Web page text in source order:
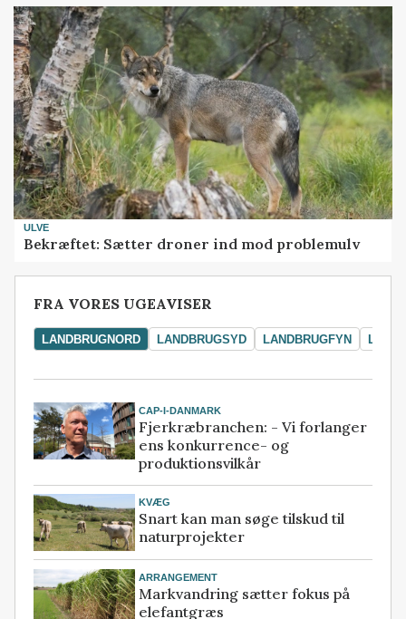
ULVE
Bekræftet: Sætter droner ind mod problemulv
FRA VORES UGEAVISER
LANDBRUGNORD LANDBRUGSYD LANDBRUGFYN
CAP-I-DANMARK
Fjerkræbranchen: - Vi forlanger
ens konkurrence- og
produktionsvilkår
KVÆG
Snart kan man søge tilskud til
naturprojekter
ARRANGEMENT
Markvandring sætter fokus på
elefantgræs